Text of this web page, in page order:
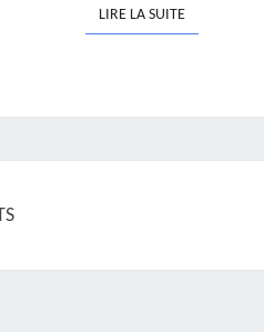
LIRE LA SUITELIRE LA SUITE